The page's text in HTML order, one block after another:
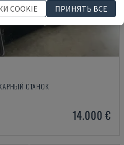
СТАНОК
14.000 €
COOKIE
ПРИНЯТЬ ВСЕ